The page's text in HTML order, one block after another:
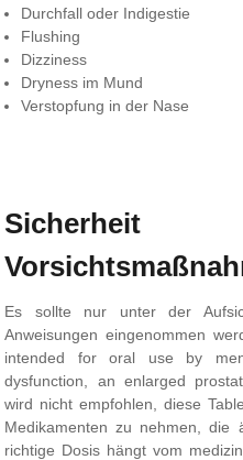
Durchfall oder Indigestie
Flushing
Dizziness
Dryness im Mund
Verstopfung in der Nase
Es sollte nur unter der
Anweisungen eingenommen
intended for oral use by
dysfunction, an enlarged
wird nicht empfohlen, diese
Medikamenten zu nehmen, die
richtige Dosis hängt vom